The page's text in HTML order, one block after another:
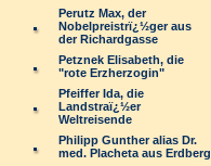
Perutz Max, der
Nobelpreistrï¿½ger aus
der Richardgasse
Petznek Elisabeth, die
"rote Erzherzogin"
Pfeiffer Ida, die
Landstraï¿½er
Weltreisende
Philipp Gunther alias Dr.
med. Placheta aus Erdberg